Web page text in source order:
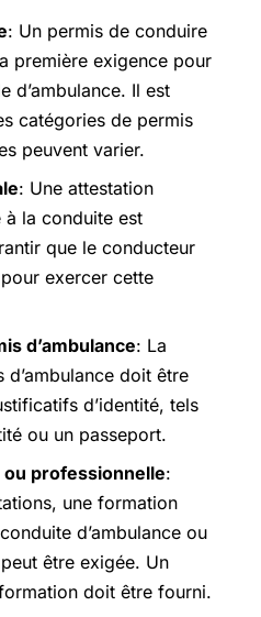
: Un permis de conduire
première exigence pour
d’ambulance. Il est
catégories de permis
peuvent varier.
: Une attestation
à la conduite est
que le conducteur
exercer cette
d’ambulance: La
doit être
d’identité, tels
ou un passeport.
professionnelle:
une formation
d’ambulance ou
être exigée. Un
doit être fourni.